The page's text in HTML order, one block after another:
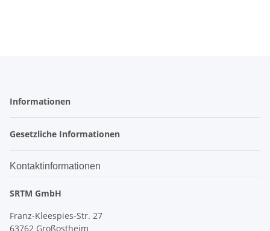
Informationen
Gesetzliche Informationen
Kontaktinformationen
SRTM GmbH
Franz-Kleespies-Str. 27
63762 Großostheim